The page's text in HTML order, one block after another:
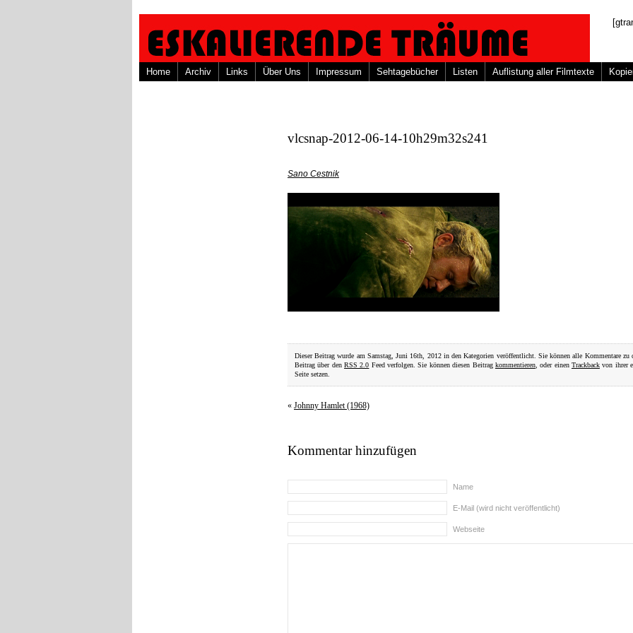
Home Archiv Links Über Uns Impressum Sehtagebücher Listen Auflistung aller Filmtexte
vlcsnap-2012-06-14-10h29m32s241
Sano Cestnik
Dieser Beitrag wurde am Samstag, Juni 16th, 2012 in den Kategorien veröffentlicht. Sie können alle Kommentare zu
Beitrag über denRSS 2.0 Feed verfolgen. Sie können diesen Beitrag kommentieren, oder einen Trackbackvon ihrer
Seite setzen.
« Johnny Hamlet (1968)
Kommentar hinzufügen
Name
E-Mail (wird nicht veröffentlicht)
Webseite